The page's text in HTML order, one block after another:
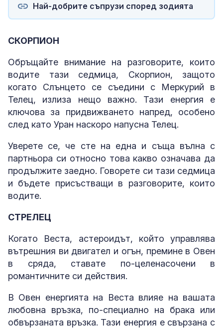
Най-добрите съпрузи според зодията
СКОРПИОН
Обръщайте внимание на разговорите, които
водите тази седмица, Скорпион, защото
когато Слънцето се съедини с Меркурий в
Телец, излиза нещо важно. Тази енергия е
ключова за придвижването напред, особено
след като Уран наскоро напусна Телец.
Уверете се, че сте на една и съща вълна с
партньора си относно това какво означава да
продължите заедно. Говорете си тази седмица
и бъдете присъстващи в разговорите, които
водите.
СТРЕЛЕЦ
Когато Веста, астероидът, който управлява
вътрешния ви двигател и огън, премине в Овен
в сряда, ставате по-целенасочени в
романтичните си действия.
В Овен енергията на Веста влияе на вашата
любовна връзка, по-специално на брака или
обвързаната връзка. Тази енергия е свързана с